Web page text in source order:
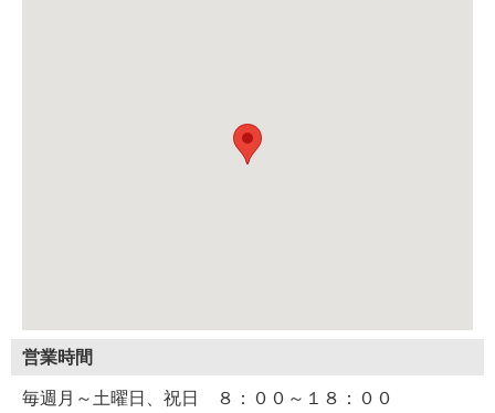
営業時間
毎週月～土曜日、祝日 ８：００～１８：００